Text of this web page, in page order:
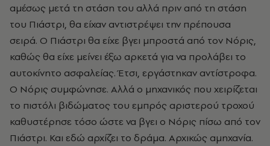
αμέσως μετά τη στάση του αλλά πριν από τη στάση
του Πιάστρι, θα είχαν αντιστρέψει την πρέπουσα
σειρά. Ο Πιάστρι θα είχε βγει μπροστά από τον Νόρις,
καθώς θα είχε μείνει έξω αρκετά για να προλάβει το
αυτοκίνητο ασφαλείας. Έτσι, εργάστηκαν αντίστροφα.
Ο Νόρις συμφώνησε. Αλλά ο μηχανικός που χειρίζεται
το πιστόλι βιδώματος του εμπρός αριστερού τροχού
καθυστέρησε τόσο ώστε να βγει ο Νόρις πίσω από τον
Πιάστρι. Και εδώ αρχίζει το δράμα. Αρχικώς αμηχανία.